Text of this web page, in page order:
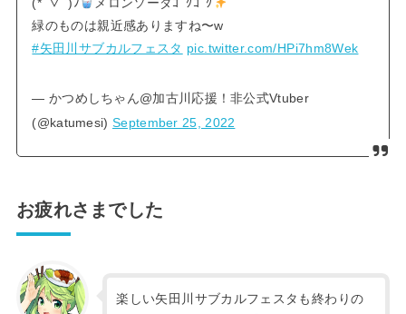
(*ﾟ▽ﾟ)ﾉ
メロンソーダｺﾞｸｺﾞｸ
緑のものは親近感ありますね〜w
#矢田川サブカルフェスタ pic.twitter.com/HPi7hm8Wek
— かつめしちゃん@加古川応援！非公式Vtuber
(@katumesi) September 25, 2022
お疲れさまでした
楽しい矢田川サブカルフェスタも終わりの